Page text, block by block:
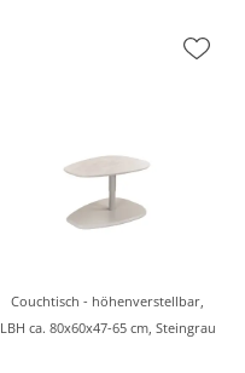
Couchtisch - höhenverstellbar,
LBH ca. 80x60x47-65 cm, Steingrau